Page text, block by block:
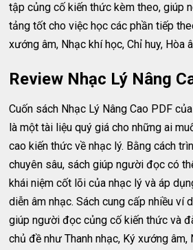
tập củng cố kiến thức kèm theo, giúp
tảng tốt cho việc học các phần tiếp
xướng âm, Nhạc khí học, Chỉ huy, Hòa
Review Nhạc Lý Nâng
Cuốn sách Nhạc Lý Nâng Cao PDF
là một tài liệu quý giá cho những ai
cao kiến thức về nhạc lý. Bằng cách
chuyên sâu, sách giúp người đọc có
khái niệm cốt lõi của nhạc lý và áp
diễn âm nhạc. Sách cung cấp nhiều ví
giúp người đọc củng cố kiến thức và
chủ đề như Thanh nhạc, Ký xướng âm,